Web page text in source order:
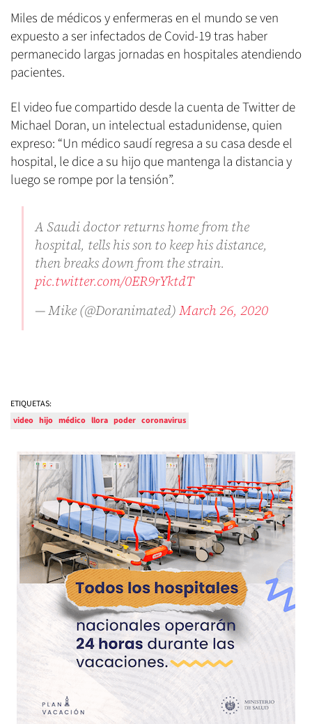
Miles de médicos y enfermeras en el mundo se ven
expuesto a ser infectados de Covid-19 tras haber
permanecido largas jornadas en hospitales atendiendo
pacientes.
El video fue compartido desde la cuenta de Twitter de
Michael Doran, un intelectual estadunidense, quien
expreso: “Un médico saudí regresa a su casa desde el
hospital, le dice a su hijo que mantenga la distancia y
luego se rompe por la tensión”.
A Saudi doctor returns home from the
hospital, tells his son to keep his distance,
then breaks down from the strain.
pic.twitter.com/0ER9rYktdT
— Mike (@Doranimated)March 26, 2020
ETIQUETAS:
video hijo médico llora poder coronavirus